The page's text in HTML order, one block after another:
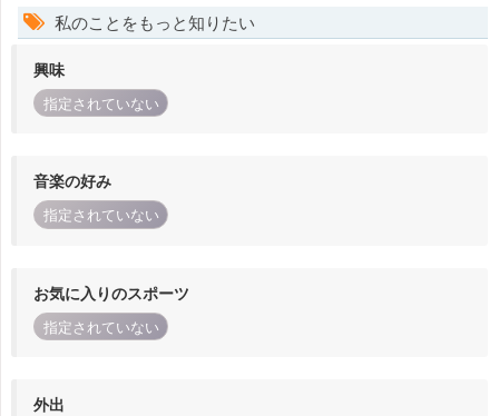
私のことをもっと知りたい
興味
指定されていない
音楽の好み
指定されていない
お気に入りのスポーツ
指定されていない
外出